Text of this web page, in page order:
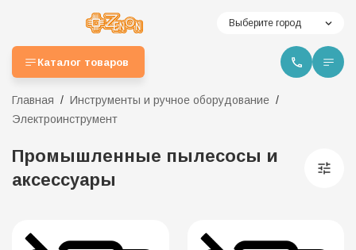
Выберите город
Каталог товаров
Главная
Инструменты и ручное оборудование
Электроинструмент
Промышленные пылесосы и
аксессуары